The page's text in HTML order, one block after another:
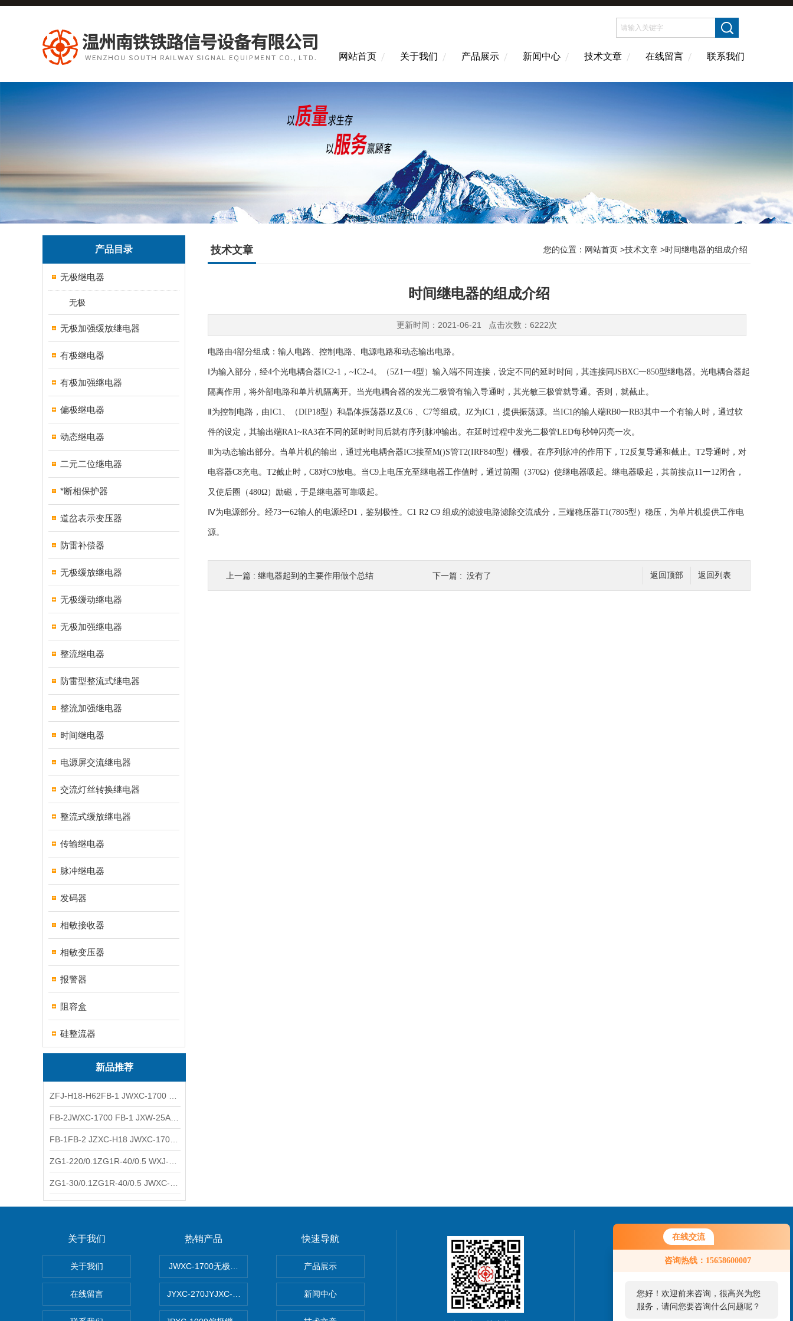
在线交流
咨询热线：15658600007
您好！欢迎前来咨询，很高兴为您
服务，请问您要咨询什么问题呢？
网站首页 关于我们 产品展示 新闻中心 技术文章 在线留言 联系我们
产品目录
无极继电器
无极
无极加强缓放继电器
有极继电器
有极加强继电器
偏极继电器
动态继电器
二元二位继电器
*断相保护器
道岔表示变压器
防雷补偿器
无极缓放继电器
无极缓动继电器
无极加强继电器
整流继电器
防雷型整流式继电器
整流加强继电器
时间继电器
电源屏交流继电器
交流灯丝转换继电器
整流式缓放继电器
传输继电器
脉冲继电器
发码器
相敏接收器
相敏变压器
报警器
阻容盒
硅整流器
新品推荐
技术文章 您的位置： 网站首页 >技术文章 >时间继电器的组成介绍
时间继电器的组成介绍
更新时间：2021-06-21 点击次数：6222次
电路由4部分组成：输人电路、控制电路、电源电路和动态输出电路。
Ⅰ为输入部分，经4个光电耦合器IC2-1，~IC2-4。（5Z1一4型）输入端不同连接，设定不同的延时时间，其连接同JSBXC一850型继电器。光电耦合器起
隔离作用，将外部电路和单片机隔离开。当光电耦合器的发光二极管有输入导通时，其光敏三极管就导通。否则，就截止。
Ⅱ为控制电路，由IC1、（DIP18型）和晶体振荡器JZ及C6 、C7等组成。JZ为IC1，提供振荡源。当IC1的输人端RB0一RB3其中一个有输人时，通过软
件的设定，其输出端RA1~RA3在不同的延时时间后就有序列脉冲输出。在延时过程中发光二极管LED每秒钟闪亮一次。
Ⅲ为动态输出部分。当单片机的输出，通过光电耦合器IC3接至M()S管T2(IRF840型）栅极。在序列脉冲的作用下，T2反复导通和截止。T2导通时，对
电容器C8充电。T2截止时，C8对C9放电。当C9上电压充至继电器工作值时，通过前圈（370Ω）使继电器吸起。继电器吸起，其前接点11一12闭合，
又使后圈（480Ω）励磁，于是继电器可靠吸起。
Ⅳ为电源部分。经73一62输人的电源经D1，鉴别极性。C1 R2 C9 组成的滤波电路滤除交流成分，三端稳压器T1(7805型）稳压，为单片机提供工作电
源。
返回列表
返回顶部
上一篇 : 继电器起到的主要作用做个总结 下一篇 : 没有了
关于我们
关于我们
在线留言
热销产品
JWXC-1700无极继电器
JYXC-270JYJXC-135/220 DBQ-S 有极继电器
快速导航
产品展示
新闻中心
联系我们
0577-61788222